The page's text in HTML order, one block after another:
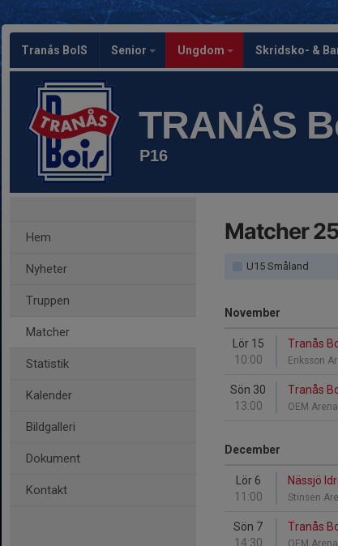
Tranås BoIS Senior Ungdom Skridsko- &
TRANÅS
P16
Hem
Nyheter
Truppen
Matcher
Statistik
Kalender
Bildgalleri
Dokument
Kontakt
Matcher
U15 Småland
November
Lör 15
10:00
Tranås
Eriksson
Sön 30
13:00
Tranås
OEM
December
Lör 6
11:00
Nässjö
Stinsen
Sön 7
14:30
Tranås
OEM